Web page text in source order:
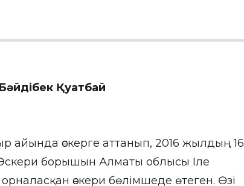
Қуатбай
айында әскерге аттанып, 2016 жылдың 16
борышын Алматы облысы Іле
әскери бөлімшеде өтеген. Өзі